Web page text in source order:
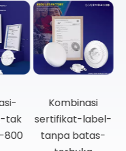
Kombinasi-
sertifikat-anti-
silau-terlihat